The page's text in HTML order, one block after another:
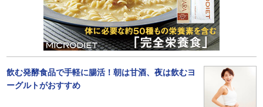
飲む発酵食品で手軽に腸活！朝は甘酒、夜は飲むヨ
ーグルトがおすすめ